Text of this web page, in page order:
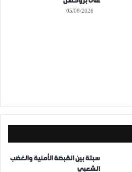
05/08/2026
سبتة بين القبضة الأمنية والغضب
الشعبي